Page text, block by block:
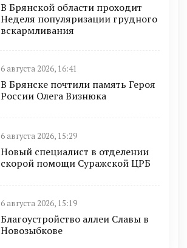
В Брянской области проходит
Неделя популяризации грудного
вскармливания
6 августа 2026, 16:41
В Брянске почтили память Героя
России Олега Визнюка
6 августа 2026, 15:29
Новый специалист в отделении
скорой помощи Суражской ЦРБ
6 августа 2026, 15:19
Благоустройство аллеи Славы в
Новозыбкове